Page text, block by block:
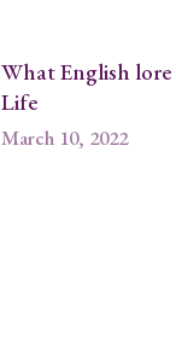
What English
Life
March 10, 2022